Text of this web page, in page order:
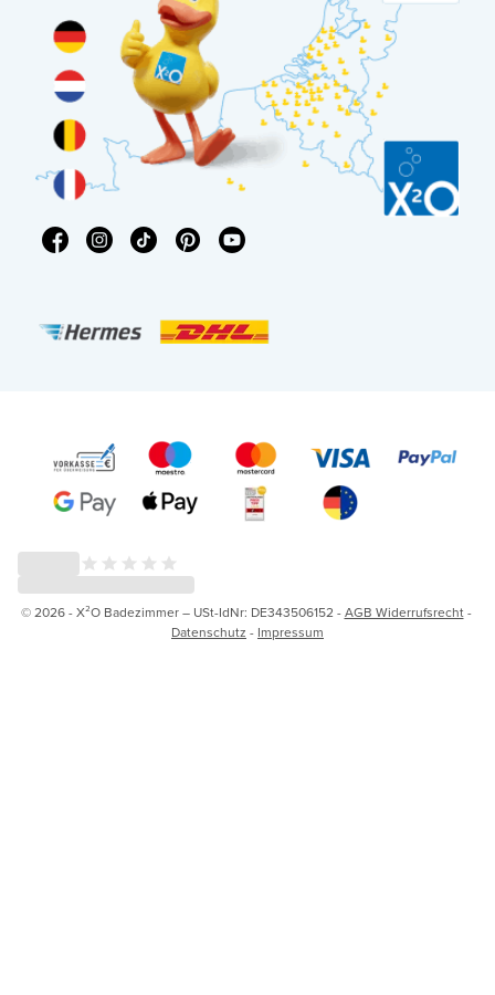
© 2026 - X²O Badezimmer – USt-IdNr: DE343506152 -AGB Widerrufsrecht-
Datenschutz - Impressum